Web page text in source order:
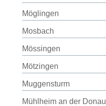
Möglingen
Mosbach
Mössingen
Mötzingen
Muggensturm
Mühlheim an der Donau